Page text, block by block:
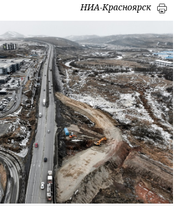
НИА-Красноярск